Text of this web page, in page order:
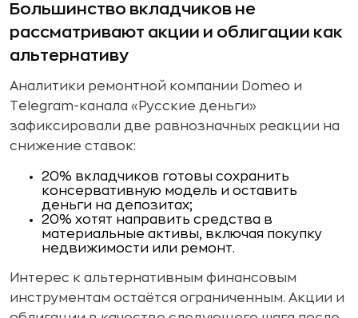
Большинство вкладчиков не
рассматривают акции и облигации как
альтернативу
Аналитики ремонтной компании Domeo и
Telegram-канала «Русские деньги»
зафиксировали две равнозначных реакции на
снижение ставок:
20% вкладчиков готовы сохранить
консервативную модель и оставить
деньги на депозитах;
20% хотят направить средства в
материальные активы, включая покупку
недвижимости или ремонт.
Интерес к альтернативным финансовым
инструментам остаётся ограниченным. Акции и